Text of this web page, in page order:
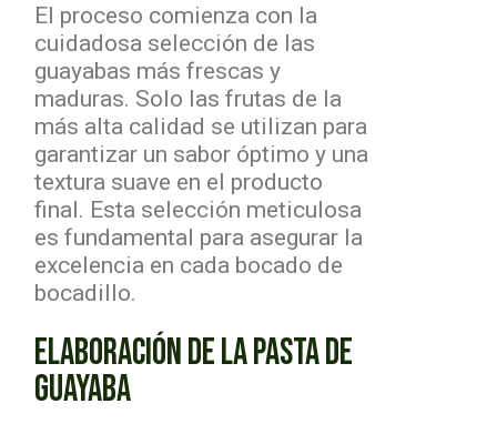
El proceso comienza con la
cuidadosa selección de las
guayabas más frescas y
maduras. Solo las frutas de la
más alta calidad se utilizan para
garantizar un sabor óptimo y una
textura suave en el producto
final. Esta selección meticulosa
es fundamental para asegurar la
excelencia en cada bocado de
bocadillo.
ELABORACIÓN DE LA PASTA DE
GUAYABA